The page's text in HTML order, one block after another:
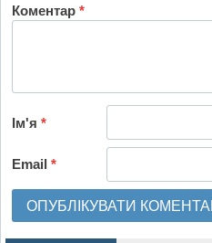
Коментар*
Ім'я*
Email*